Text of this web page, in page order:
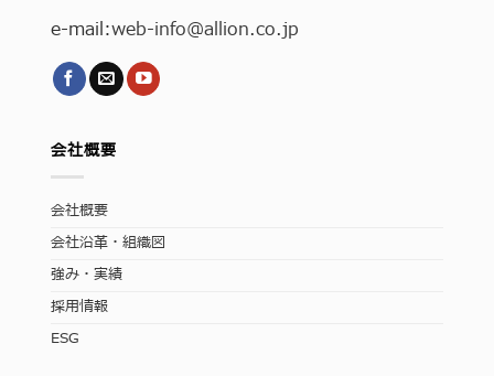
e-mail:web-info@allion.co.jp
会社概要
会社概要
会社沿革・組織図
強み・実績
採用情報
ESG